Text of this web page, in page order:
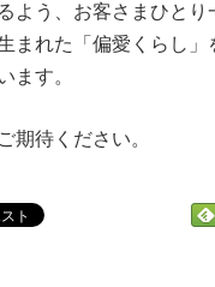
よう、お客さまひとり
まれた「偏愛くらし」
ます。
期待ください。